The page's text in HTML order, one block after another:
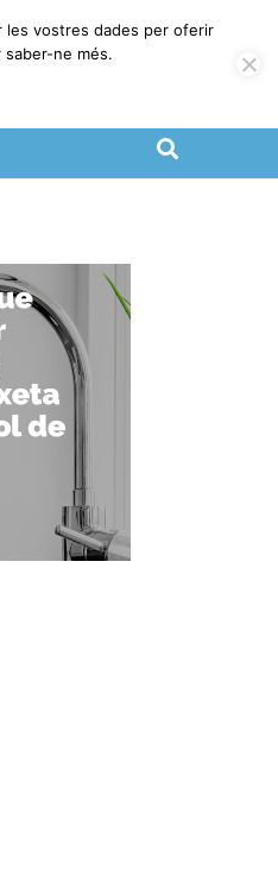
les vostres dades per oferir
saber-ne més.